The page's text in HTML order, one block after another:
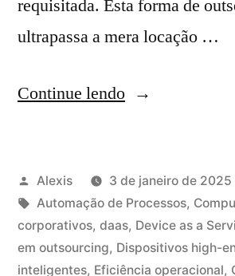
requisitada. Esta forma de
ultrapassa a mera locação …
Continue lendo
Alexis 3 de janeiro de 2025
Automação de Processos,
corporativos, daas, Device as a
em outsourcing, Dispositivos high-
inteligentes, Eficiência operacional,